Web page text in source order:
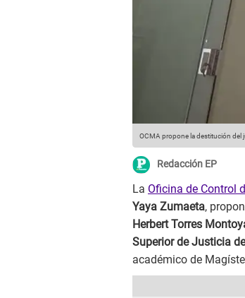
OCMA propone la destitución del
Redacción EP
La Oficina de Control
Yaya Zumaeta,
Herbert Torres
Superior de Justicia
académico de